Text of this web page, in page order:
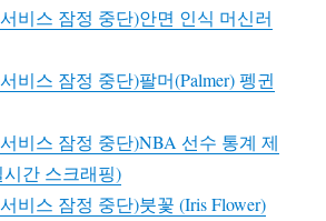
비스 잠정 중단)안면 인식 머신러
비스 잠정 중단)팔머(Palmer) 펭귄
비스 잠정 중단)NBA 선수 통계 제
간 스크래핑)
비스 잠정 중단)붓꽃 (Iris Flower)